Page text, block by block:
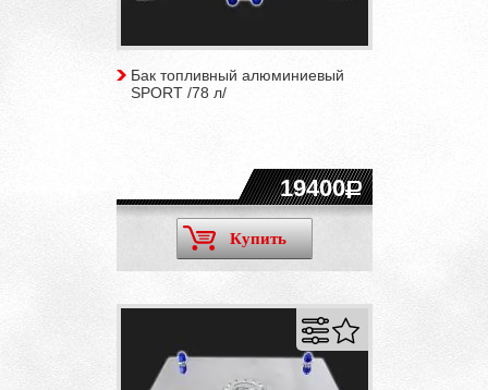
Бак топливный алюминиевый
SPORT /78 л/
19400
Купить